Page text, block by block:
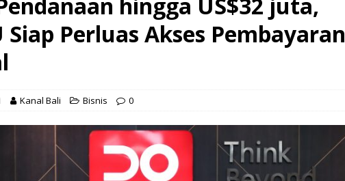
Siap Perluas Akses Pembayaran
Kanal Bali Bisnis 0